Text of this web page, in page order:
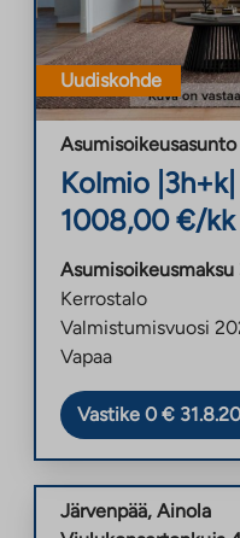
Uudiskohde
Asumisoikeusasunto
Kolmio 3h+k|
1008,00 €/kk
Asumisoikeusmaksu
Kerrostalo
Valmistumisvuosi
Vapaa
Vastike 0 €
Järvenpää, Ainola